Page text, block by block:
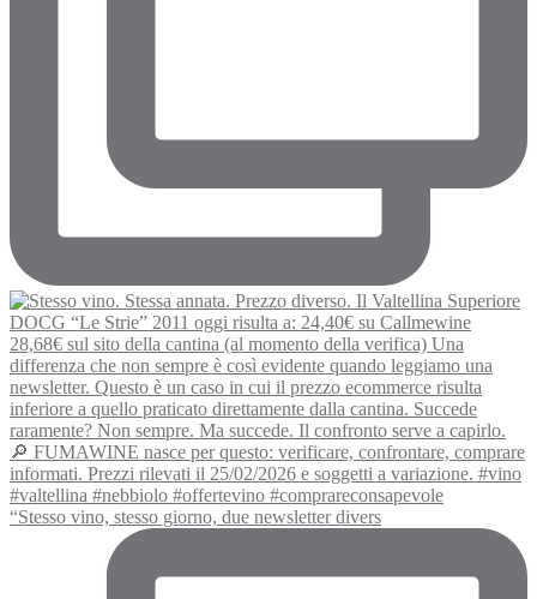
“Stesso vino, stesso giorno, due newsletter divers